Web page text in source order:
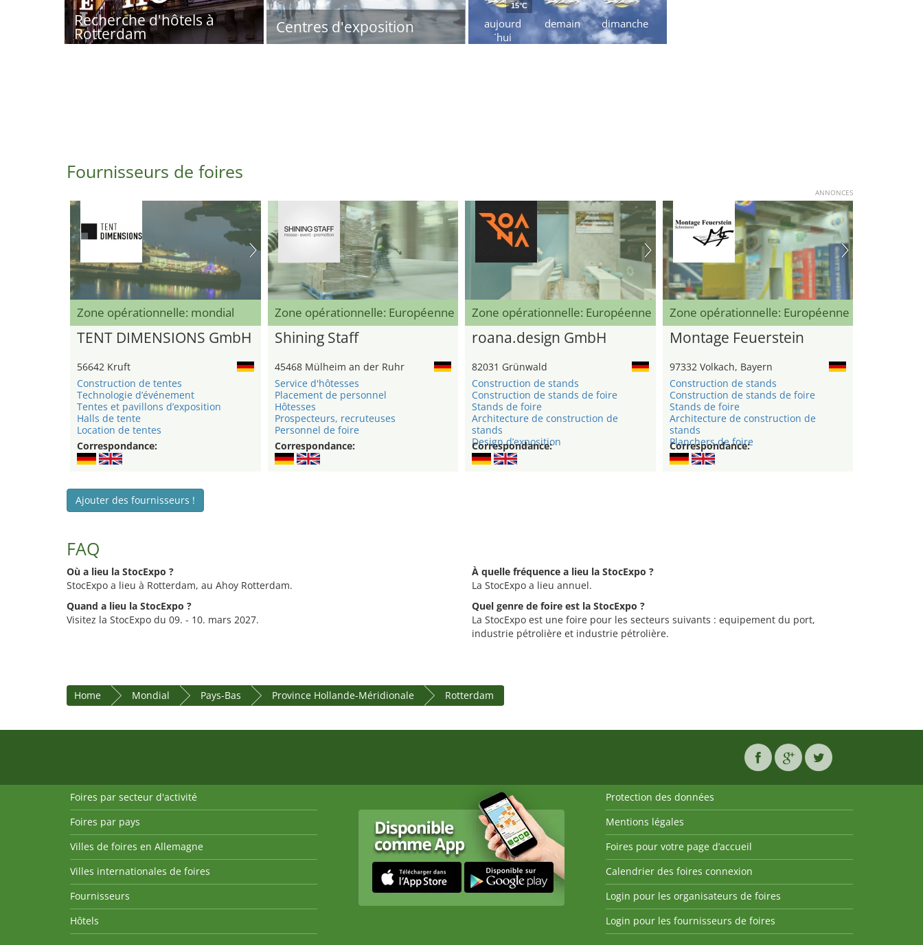
Recherche d'hôtels à
Rotterdam Centres d'exposition
aujourd
´hui
15°C
demain dimanche
Fournisseurs de foires
ANNONCES
Zone opérationnelle: mondial
TENT DIMENSIONS GmbH
56642 Kruft
Construction de tentes
Technologie d’événement
Tentes et pavillons d’exposition
Halls de tente
Location de tentes
Correspondance:
Zone opérationnelle: Européenne
Shining Staff
45468 Mülheim an der Ruhr
Service d'hôtesses
Placement de personnel
Hôtesses
Prospecteurs, recruteuses
Personnel de foire
Correspondance:
Zone opérationnelle: Européenne
roana.design GmbH
82031 Grünwald
Construction de stands
Construction de stands de foire
Stands de foire
Architecture de construction de
stands
Design d’exposition
Correspondance:
Zone opérationnelle: Européenne
Montage Feuerstein
97332 Volkach, Bayern
Construction de stands
Construction de stands de foire
Stands de foire
Architecture de construction de
stands
Planchers de foire
Correspondance:
Ajouter des fournisseurs !
FAQ
Où a lieu la StocExpo ?
StocExpo a lieu à Rotterdam, au Ahoy Rotterdam.
Quand a lieu la StocExpo ?
Visitez la StocExpo du 09. - 10. mars 2027.
À quelle fréquence a lieu la StocExpo ?
La StocExpo a lieu annuel.
Quel genre de foire est la StocExpo ?
La StocExpo est une foire pour les secteurs suivants : equipement du port,
industrie pétrolière et industrie pétrolière.
Home Mondial Pays-Bas Province Hollande-Méridionale Rotterdam
Foires par secteur d'activité
Foires par pays
Villes de foires en Allemagne
Villes internationales de foires
Fournisseurs
Hôtels
Protection des données
Mentions légales
Foires pour votre page d’accueil
Calendrier des foires connexion
Login pour les organisateurs de foires
Login pour les fournisseurs de foires